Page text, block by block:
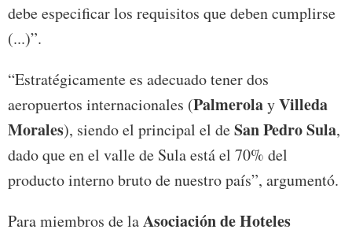
debe especificar los requisitos que deben cumplirse
(...)”.
“Estratégicamente es adecuado tener dos
aeropuertos internacionales (PalmerolayVilleda
Morales), siendo el principal el deSan Pedro Sula,
dado que en el valle de Sula está el 70% del
producto interno bruto de nuestro país”, argumentó.
Para miembros de laAsociación de Hoteles